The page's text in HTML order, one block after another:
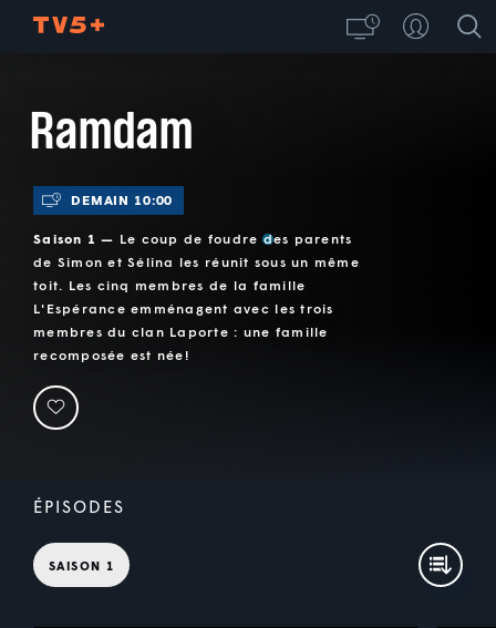
Ramdam
DEMAIN 10:00
Saison 1 — Le coup de foudre des parents
de Simon et Sélina les réunit sous un même
toit. Les cinq membres de la famille
L'Espérance emménagent avec les trois
membres du clan Laporte : une famille
recomposée est née!
ÉPISODES
SAISON 1